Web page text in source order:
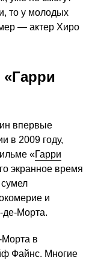
то у молодых
— актер Хиро
впервые
в 2009 году,
«Гарри
экранное время
сумел
и
де-Морта.
в
Файнс. Многие